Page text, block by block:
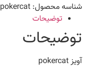
شناسه محصول: pokercat
توضیحات
توضیحات
آویز pokercat